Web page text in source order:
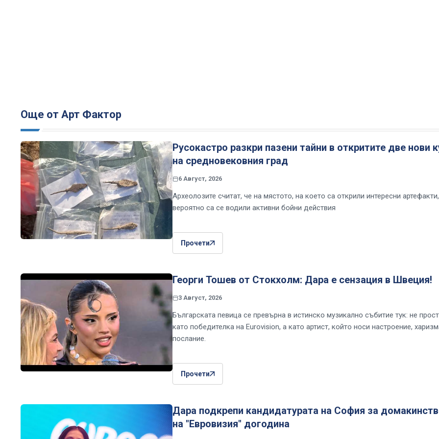
Още от Арт Фактор
Русокастро разкри пазени тайни в откритите две нови
на средновековния град
6 Август, 2026
Археолозите считат, че на мястото, на което са открили интересни
вероятно са се водили активни бойни действия
Прочети
Георги Тошев от Стокхолм: Дара е сензация в Швеция!
3 Август, 2026
Българската певица се превърна в истинско музикално събитие тук: не
като победителка на Eurovision, а като артист, който носи настроение,
послание.
Прочети
Дара подкрепи кандидатурата на София за
на "Евровизия" догодина